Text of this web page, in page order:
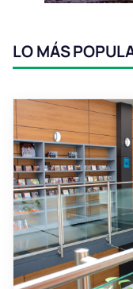
LO MÁS